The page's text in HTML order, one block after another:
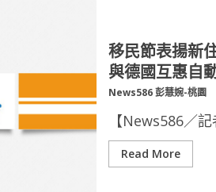
移民節表揚新
與德國互惠自
News586 彭慧婉-桃園
【News586／
Read More